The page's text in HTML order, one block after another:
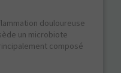
douloureuse
un microbiote
composé